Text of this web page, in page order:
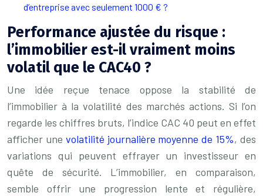
d’entreprise avec seulement 1000 € ?
Performance ajustée du risque :
l’immobilier est-il vraiment moins
volatil que le CAC40 ?
Une idée reçue tenace oppose la stabilité de
l’immobilier à la volatilité des marchés actions. Si l’on
regarde les chiffres bruts, l’indice CAC 40 peut en effet
afficher une volatilité journalière moyenne de 15%, des
variations qui peuvent effrayer un investisseur en
quête de sécurité. L’immobilier, en comparaison,
semble offrir une progression lente et régulière,